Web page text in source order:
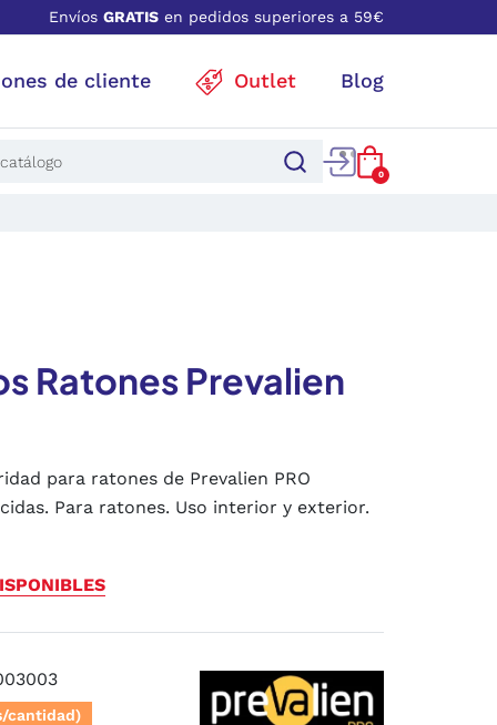
Envíos GRATIS en pedidos superiores a 59€
de cliente Outlet Blog
0
Ratones Prevalien
para ratones de Prevalien PRO
Para ratones. Uso interior y exterior.
cantidad)